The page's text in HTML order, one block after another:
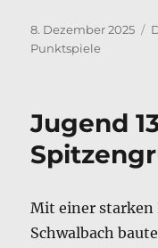
Veröffentlicht
am
8. Dezember 2025
Punktspiele
Jugend
Mit einer starken
Schwalbach